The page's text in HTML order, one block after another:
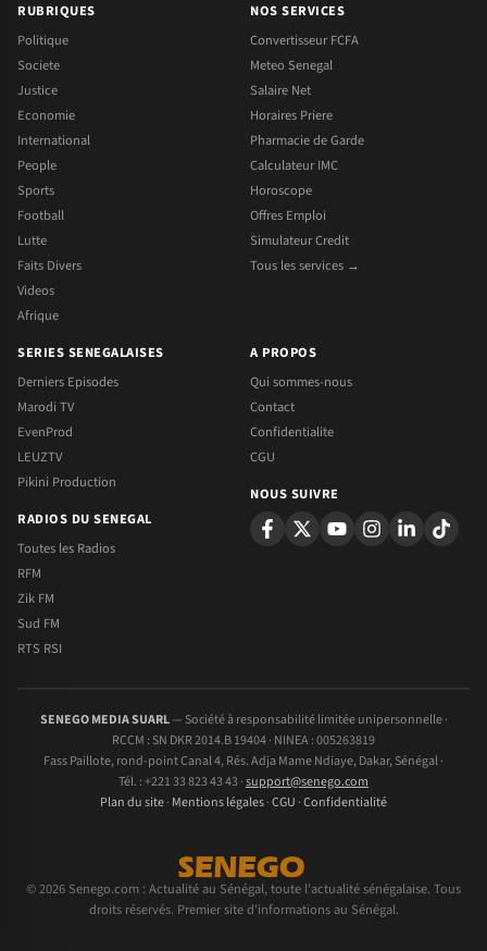
RUBRIQUES
Politique
Societe
Justice
Economie
International
People
Sports
Football
Lutte
Faits Divers
Videos
Afrique
NOS SERVICES
Convertisseur FCFA
Meteo Senegal
Salaire Net
Horaires Priere
Pharmacie de Garde
Calculateur IMC
Horoscope
Offres Emploi
Simulateur Credit
Tous les services →
SERIES SENEGALAISES
Derniers Episodes
Marodi TV
EvenProd
LEUZTV
Pikini Production
RADIOS DU SENEGAL
Toutes les Radios
RFM
Zik FM
Sud FM
RTS RSI
A PROPOS
Qui sommes-nous
Contact
Confidentialite
CGU
NOUS SUIVRE
SENEGO MEDIA SUARL— Société à responsabilité limitée unipersonnelle ·
RCCM : SN DKR 2014.B 19404 · NINEA : 005263819
Fass Paillote, rond-point Canal 4, Rés. Adja Mame Ndiaye, Dakar, Sénégal ·
Tél. : +221 33 823 43 43 ·support@senego.com
Plan du site· Mentions légales·CGU ·Confidentialité
© 2026 Senego.com : Actualité au Sénégal, toute l'actualité sénégalaise. Tous
droits réservés. Premier site d'informations au Sénégal.